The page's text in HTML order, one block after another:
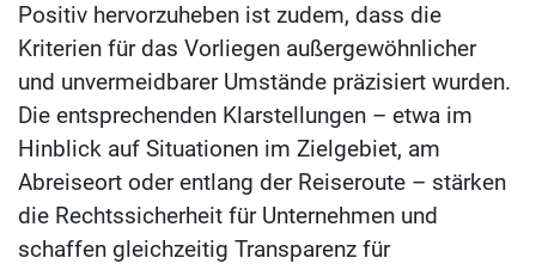
Positiv hervorzuheben ist zudem, dass die
Kriterien für das Vorliegen außergewöhnlicher
und unvermeidbarer Umstände präzisiert wurden.
Die entsprechenden Klarstellungen – etwa im
Hinblick auf Situationen im Zielgebiet, am
Abreiseort oder entlang der Reiseroute – stärken
die Rechtssicherheit für Unternehmen und
schaffen gleichzeitig Transparenz für